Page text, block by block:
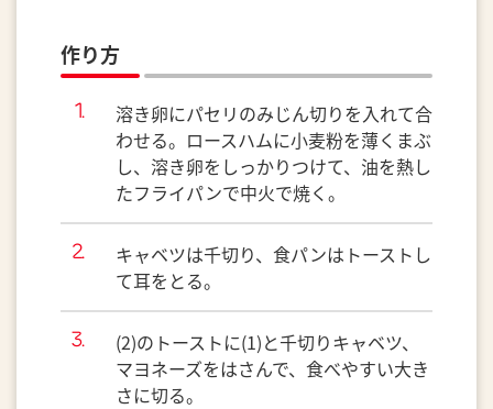
作り方
溶き卵にパセリのみじん切りを入れて合
わせる。ロースハムに小麦粉を薄くまぶ
し、溶き卵をしっかりつけて、油を熱し
たフライパンで中火で焼く。
キャベツは千切り、食パンはトーストし
て耳をとる。
(2)のトーストに(1)と千切りキャベツ、
マヨネーズをはさんで、食べやすい大き
さに切る。